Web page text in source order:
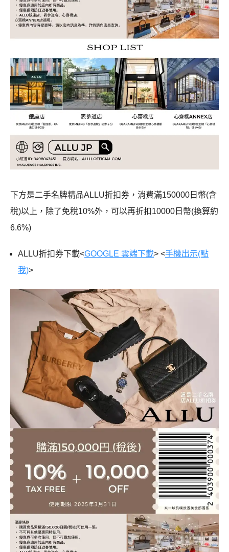
下方是二手名牌精品ALLU折扣券，消費滿150000日幣(含
稅)以上，除了免稅10%外，可以再折扣10000日幣(換算約
6.6%)
ALLU折扣券下載<GOOGLE 雲端下載> <手機出示(點
我)>